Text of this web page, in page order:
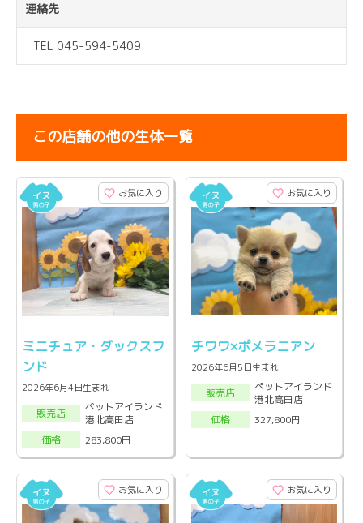
連絡先
TEL 045-594-5409
この店舗の他の生体一覧
お気に入り
ミニチュア・ダックスフ
ンド
2026年6月4日生まれ
販売店
ペットアイランド
港北高田店
価格
283,800円
お気に入り
チワワ×ポメラニアン
2026年6月5日生まれ
販売店
ペットアイランド
港北高田店
価格
327,800円
お気に入り お気に入り